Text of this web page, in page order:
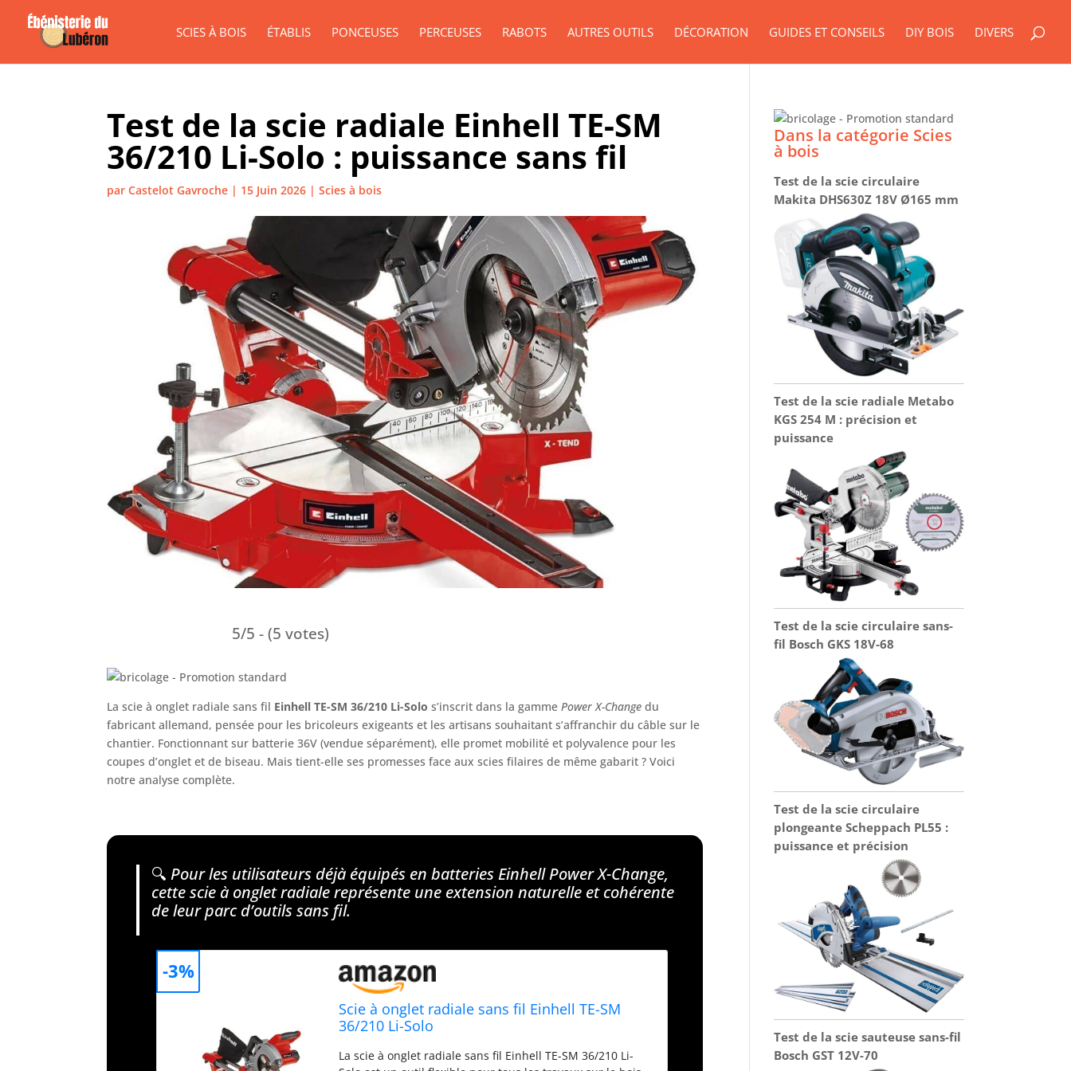
SCIES À BOIS ÉTABLIS PONCEUSES PERCEUSES RABOTS AUTRES OUTILS DÉCORATION GUIDES ET CONSEILS DIY BOIS DIVERS
Test de la scie radiale Einhell TE-SM
36/210 Li-Solo : puissance sans fil
parCastelot Gavroche | 15 Juin 2026 |Scies à bois
5/5 - (5 votes)
La scie à onglet radiale sans fil Einhell TE-SM 36/210 Li-Solo s’inscrit dans la gammePower X-Change du
fabricant allemand, pensée pour les bricoleurs exigeants et les artisans souhaitant s’affranchir du câble sur le
chantier. Fonctionnant sur batterie 36V (vendue séparément), elle promet mobilité et polyvalence pour les
coupes d’onglet et de biseau. Mais tient-elle ses promesses face aux scies filaires de même gabarit ? Voici
notre analyse complète.
🔍 Pour les utilisateurs déjà équipés en batteries Einhell Power X-Change,
cette scie à onglet radiale représente une extension naturelle et cohérente
de leur parc d’outils sans fil.
Scie à onglet radiale sans fil Einhell TE-SM
36/210 Li-Solo
La scie à onglet radiale sans fil Einhell TE-SM 36/210 Li-
-3%
Dans la catégorie Scies
à bois
Test de la scie circulaire
Makita DHS630Z 18V Ø165 mm
Test de la scie radiale Metabo
KGS 254 M : précision et
puissance
Test de la scie circulaire sans-
fil Bosch GKS 18V-68
Test de la scie circulaire
plongeante Scheppach PL55 :
puissance et précision
Test de la scie sauteuse sans-fil
Bosch GST 12V-70